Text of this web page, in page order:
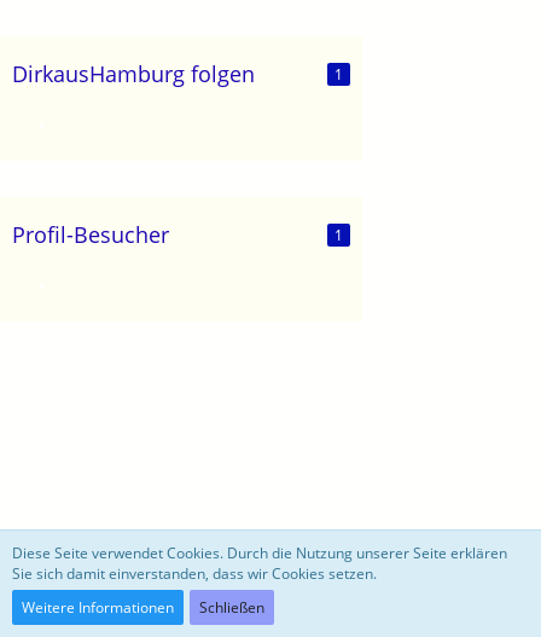
DirkausHamburg folgen 1
Profil-Besucher 1
motoblog
Community-Software:
Diese Seite verwendet Cookies. Durch die Nutzung unserer Seite erklären
Sie sich damit einverstanden, dass wir Cookies setzen.
Weitere Informationen
Schließen